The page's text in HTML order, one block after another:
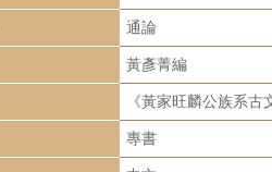
通論
黃彥菁編
《黃家旺麟公族系
專書